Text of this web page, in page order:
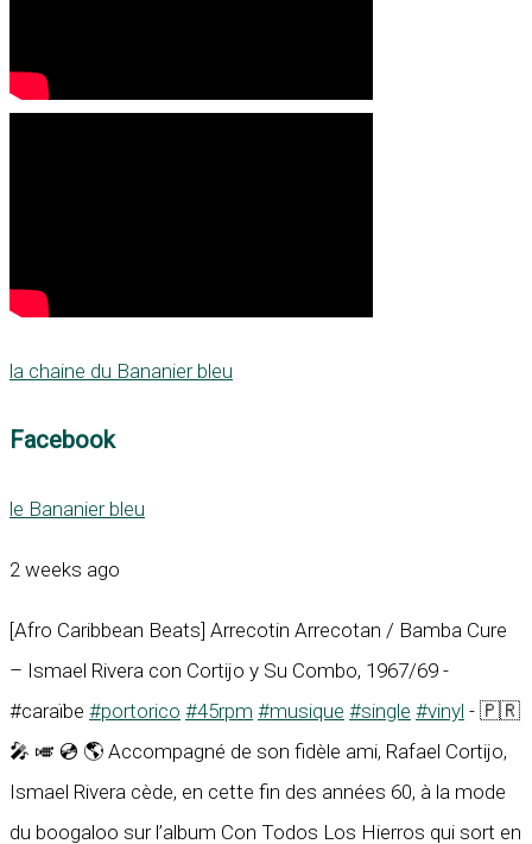
la chaine du Bananier bleu
Facebook
le Bananier bleu
2 weeks ago
[Afro Caribbean Beats] Arrecotin Arrecotan / Bamba Cure
– Ismael Rivera con Cortijo y Su Combo, 1967/69 -
#caraïbe #portorico #45rpm #musique #single #vinyl - 🇵🇷
🎤 🎺 💿 🌎 Accompagné de son fidèle ami, Rafael Cortijo,
Ismael Rivera cède, en cette fin des années 60, à la mode
du boogaloo sur l’album Con Todos Los Hierros qui sort en